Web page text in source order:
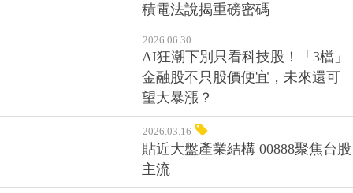
積電法說揭重磅密碼
2026.06.30
AI狂潮下別只看科技股！「3檔」
金融股不只股價便宜，未來還可
望大暴漲？
2026.03.16
貼近大盤產業結構 00888聚焦台股
主流